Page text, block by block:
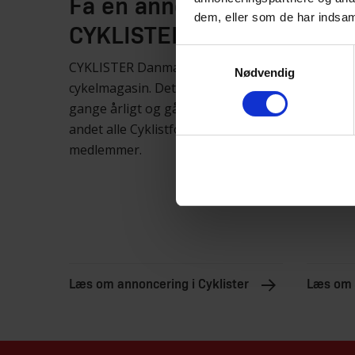
dem, eller som de har
Nødvendig
Få en annonce i
CYKLISTER
CYKLISTER Danmarks største
cykelmagasin. Det udkommer fire
gange årligt og går ud til blandt
andet alle Cyklistforbundets
medlemmer.
Læs om annoncering i Cyklister
Bliv
Som
og
Læs om